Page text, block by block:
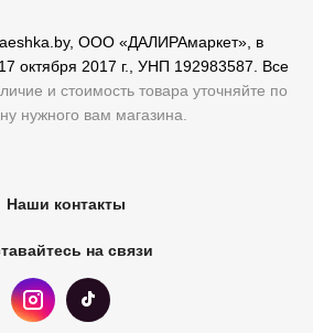
ООО «ДАЛИРАмаркет», в
октября 2017 г., УНП 192983587. Все
и стоимость товара уточняйте по
нужного вам магазина.
Наши контакты
на связи